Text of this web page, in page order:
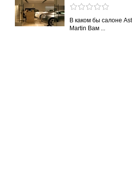
В каком бы салоне
Martin Вам ...